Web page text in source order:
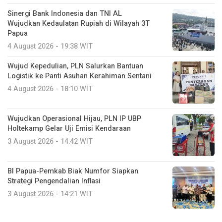
Sinergi Bank Indonesia dan TNI AL
Wujudkan Kedaulatan Rupiah di Wilayah 3T
Papua
4 August 2026 - 19:38 WIT
Wujud Kepedulian, PLN Salurkan Bantuan
Logistik ke Panti Asuhan Kerahiman Sentani
4 August 2026 - 18:10 WIT
Wujudkan Operasional Hijau, PLN IP UBP
Holtekamp Gelar Uji Emisi Kendaraan
3 August 2026 - 14:42 WIT
BI Papua-Pemkab Biak Numfor Siapkan
Strategi Pengendalian Inflasi
3 August 2026 - 14:21 WIT